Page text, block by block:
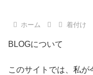
ホーム 着付け
BLOGについて
このサイトでは、私